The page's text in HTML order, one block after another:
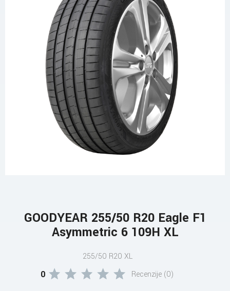
GOODYEAR 255/50 R20 Eagle F1
Asymmetric 6 109H XL
255/50 R20 XL
0 Recenzije (0)